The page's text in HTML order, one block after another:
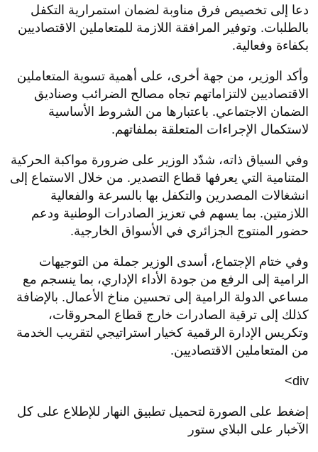
دعا إلى تخصيص فرق مناوبة لضمان استمرارية التكفل
بالطلبات. وتوفير المرافقة اللازمة للمتعاملين الاقتصاديين
بكفاءة وفعالية.
وأكد الوزير، من جهة أخرى، على أهمية تسوية المتعاملين
الاقتصاديين لالتزاماتهم تجاه مصالح الضرائب وصناديق
الضمان الاجتماعي. باعتبارها من الشروط الأساسية
لاستكمال الإجراءات المتعلقة بملفاتهم.
وفي السياق ذاته، شدّد الوزير على ضرورة مواكبة الحركية
المتنامية التي يعرفها قطاع التصدير. من خلال الاستماع إلى
انشغالات المصدرين والتكفل بها بالسرعة والفعالية
اللازمتين. بما يسهم في تعزيز الصادرات الوطنية ودعم
حضور المنتوج الجزائري في الأسواق الخارجية.
وفي ختام الإجتماع، أسدى الوزير جملة من التوجيهات
الرامية إلى الرفع من جودة الأداء الإداري، بما ينسجم مع
مساعي الدولة الرامية إلى تحسين مناخ الأعمال. بالإضافة
كذلك إلى ترقية الصادرات خارج قطاع المحروقات،
وتكريس الإدارة الرقمية كخيار استراتيجي لتقريب الخدمة
من المتعاملين الاقتصاديين.
div>
إضغط على الصورة لتحميل تطبيق النهار للإطلاع على كل
الآخبار على البلاي ستور